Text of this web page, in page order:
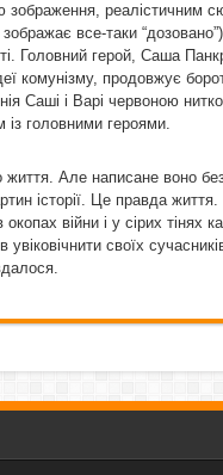
зображення, реалістичним
все-таки
Головний герой, Саша
комунізму, продовжує
Саші і Варі червоною
із головними героями.
життя. Але написане воно
історії. Це правда
війни і у сірих тінях
увіковічнити своїх